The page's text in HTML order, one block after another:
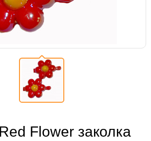
Flower заколка